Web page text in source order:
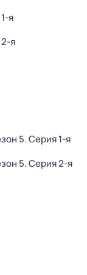
я
я
5. Серия 1-я
5. Серия 2-я